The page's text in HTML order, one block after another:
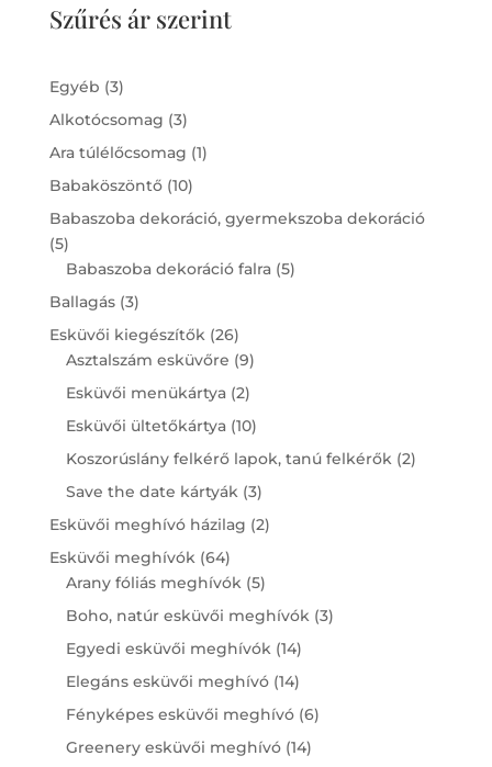
Szűrés ár szerint
Egyéb 33
products
Alkotócsomag 33
products
Ara túlélőcsomag 11
Babaköszöntő 1010
products
Babaszoba dekoráció, gyermekszoba dekoráció
55
products
Babaszoba dekoráció falra 55
Ballagás 33
products
Esküvői kiegészítők 2626
products
Asztalszám esküvőre 99
products
Esküvői menükártya 22
products
Esküvői ültetőkártya 1010
products
Koszorúslány felkérő lapok, tanú felkérők 22
Save the date kártyák 33
products
Esküvői meghívó házilag 22
Esküvői meghívók 6464
products
Arany fóliás meghívók 55
products
Boho, natúr esküvői meghívók 33
Egyedi esküvői meghívók 1414
products
Elegáns esküvői meghívó 1414
products
Fényképes esküvői meghívó 66
Greenery esküvői meghívó 1414